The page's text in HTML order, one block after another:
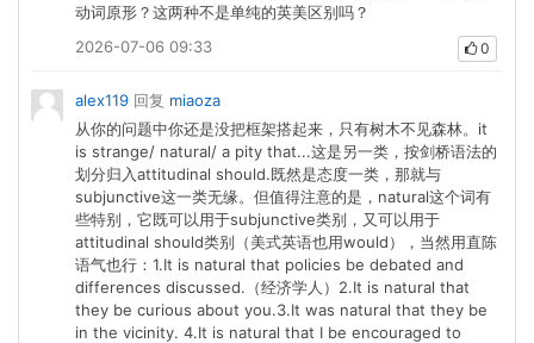
动词原形？这两种不是单纯的英美区别吗？
2026-07-06 09:33
0
alex119 回复 miaoza
从你的问题中你还是没把框架搭起来，只有树木不见森林。it
is strange/ natural/ a pity that...这是另一类，按剑桥语法的
划分归入attitudinal should.既然是态度一类，那就与
subjunctive这一类无缘。但值得注意的是，natural这个词有
些特别，它既可以用于subjunctive类别，又可以用于
attitudinal should类别（美式英语也用would），当然用直陈
语气也行：1.It is natural that policies be debated and
differences discussed.（经济学人）2.It is natural that
they be curious about you.3.It was natural that they be
in the vicinity. 4.It is natural that I be encouraged to